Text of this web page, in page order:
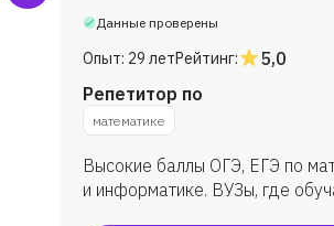
Данные проверены
Опыт: 29 летРейтинг:
5,0
Репетитор по
математике
Высокие баллы ОГЭ, ЕГЭ по
и информатике. ВУЗы, где обучаются